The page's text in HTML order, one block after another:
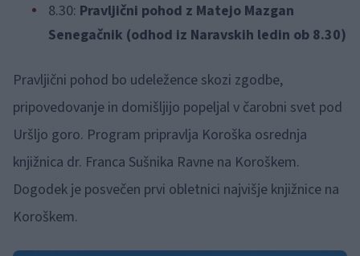
8.30: Pravljični pohod z Matejo Mazgan
Senegačnik (odhod iz Naravskih ledin ob 8.30)
Pravljični pohod bo udeležence skozi zgodbe,
pripovedovanje in domišljijo popeljal v čarobni svet pod
Uršljo goro. Program pripravlja Koroška osrednja
knjižnica dr. Franca Sušnika Ravne na Koroškem.
Dogodek je posvečen prvi obletnici najvišje knjižnice na
Koroškem.